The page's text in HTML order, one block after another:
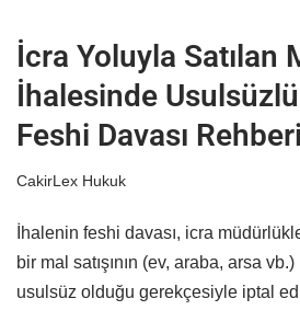
İcra Yoluyla Satılan
İhalesinde
Feshi Davası Rehberi
CakirLex Hukuk
İhalenin feshi davası, icra
bir mal satışının (ev, araba, arsa
usulsüz olduğu gerekçesiyle iptal